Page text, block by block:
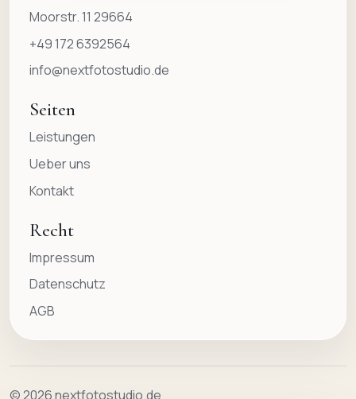
Moorstr. 11 29664
+49 172 6392564
info@nextfotostudio.de
Seiten
Leistungen
Ueber uns
Kontakt
Recht
Impressum
Datenschutz
AGB
© 2026 nextfotostudio.de